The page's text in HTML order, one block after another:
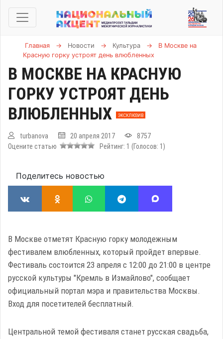
Главная → Новости → Культура →
В Москве на
Красную горку устроят день влюбленных
В МОСКВЕ НА КРАСНУЮ
ГОРКУ УСТРОЯТ ДЕНЬ
ВЛЮБЛЕННЫХ
ЭКСКЛЮЗИВ
turbanova 20 апреля 2017
8757
Оцените статью
Рейтинг: 1 (Голосов: 1 )
Поделитесь новостью
В Москве отметят Красную горку молодежным
фестивалем влюбленных, который пройдет впервые.
Фестиваль состоится 23 апреля с 12:00 до 21:00 в центре
русской культуры "Кремль в Измайлово", сообщает
официальный портал мэра и правительства Москвы.
Вход для посетителей бесплатный.
Центральной темой фестиваля станет русская свадьба,